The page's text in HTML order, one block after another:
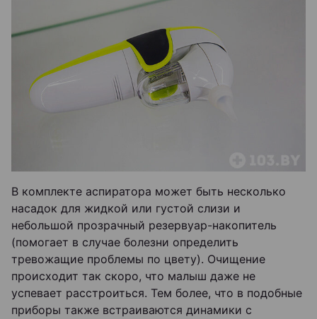
В комплекте аспиратора может быть несколько
насадок для жидкой или густой слизи и
небольшой прозрачный резервуар-накопитель
(помогает в случае болезни определить
тревожащие проблемы по цвету). Очищение
происходит так скоро, что малыш даже не
успевает расстроиться. Тем более, что в подобные
приборы также встраиваются динамики с